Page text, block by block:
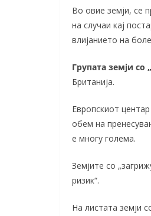
Во овие земји, се
на случаи кај
влијанието на
Групата земји
Британија.
Европскиот
обем на
е многу голема.
Земјите со
ризик“.
На листата земји